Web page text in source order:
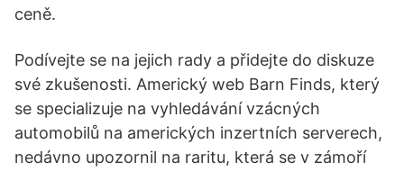
ceně.
Podívejte se na jejich rady a přidejte do diskuze
své zkušenosti. Americký web Barn Finds, který
se specializuje na vyhledávání vzácných
automobilů na amerických inzertních serverech,
nedávno upozornil na raritu, která se v zámoří